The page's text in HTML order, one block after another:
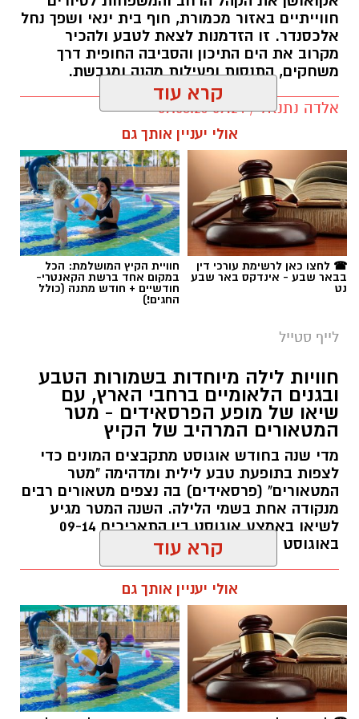
חווייתיים באזור מכמורת, חוף בית ינאי ושפך נחל
אלכסנדר. זו הזדמנות לצאת לטבע ולהכיר
מקרוב את הים התיכון והסביבה החופית דרך
משחקים, התנסות ופעילות מהנה ומגבשת.
אלדה נתנאל / 09:24 07.08.26
תגים:טיול
סיורי משפחות- צילום מיקה וולוב, אקואושן
במהלך הפעילות יכירו המשתתפים את הטבע
הייחודי של אזור שפך נחל אלכסנדר, את בעלי
החיים והצמחים המאפיינים אותו ואת המערכת
האקולוגית המקומית. בהמשך יגיעו למרכז החינוך
הימי "מגלים" של אקואושן, שם יוכלו להתבונן בדגם
חי של חוף סלעי בישראל ולהכיר מקרוב את בעלי
החיים הימיים החיים בו. במהלך הסיור ייחשפו גם
לאתגרים המשפיעים על הסביבה הימית, ובהם
קרא עוד
אולי יעניין אותך גם
☎ לחצו כאן לרשימת עורכי דין
בבאר שבע - אינדקס באר שבע
נט
חוויית הקיץ המושלמת: הכל
במקום אחד ברשת הקאנטרי-
חודשיים + חודש מתנה (כולל
החגים!)
לייף סטייל
חוויות לילה מיוחדות בשמורות הטבע
ובגנים הלאומיים ברחבי הארץ, עם
שיאו של מופע הפרסאידים - מטר
המטאורים המרהיב של הקיץ
מדי שנה בחודש אוגוסט מתקבצים המונים כדי
לצפות בתופעת טבע לילית ומדהימה "מטר
המטאורים" (פרסאידים) בה נצפים מטאורים רבים
מנקודה אחת בשמי הלילה. השנה המטר מגיע
לשיאו באמצע אוגוסט בין התאריכים 09-14
באוגוסט 2026.
תגים:מטר המטאורים
קרא עוד
אולי יעניין אותך גם